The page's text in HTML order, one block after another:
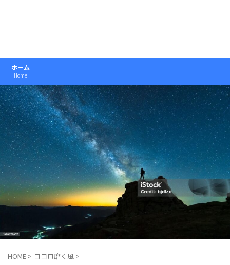
ホーム
Home
HOME > ココロ磨く風 >